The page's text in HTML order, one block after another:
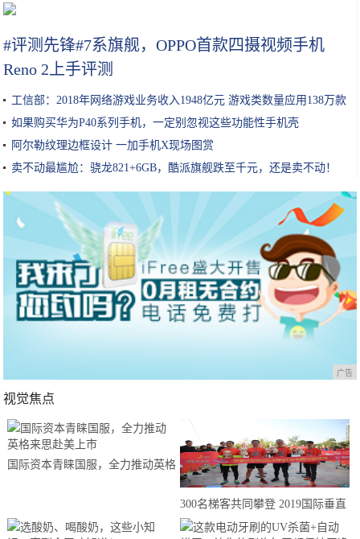
#评测先锋#7系旗舰，OPPO首款四摄视频手机
Reno 2上手评测
工信部：2018年网络游戏业务收入1948亿元 游戏类数量应用138万款
如果购买华为P40系列手机，一定别忽视这些功能性手机壳
阿尔勒纹理边框设计 一加手机X现场图赏
卖不动最尴尬：骁龙821+6GB，酷派旗舰跌至千元，还是卖不动！
广告
视觉焦点
国际资本青睐国服，全力推动英格
300名梯客共同攀登 2019国际垂直
马拉松超级精英赛顺德海骏达中心